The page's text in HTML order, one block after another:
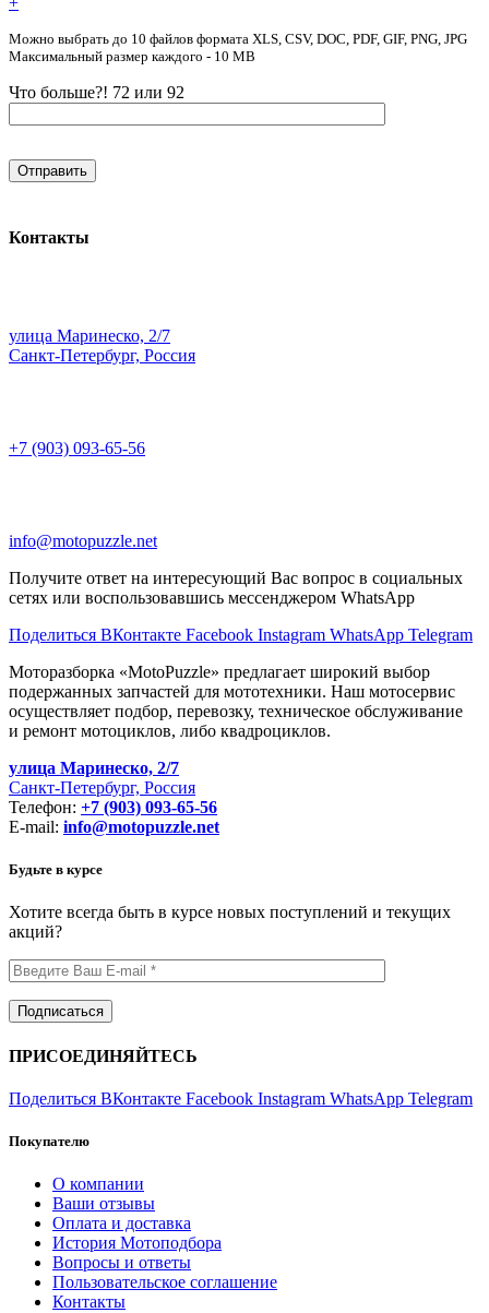
Можно выбрать до 10 файлов формата XLS, CSV, DOC, PDF, GIF, PNG, JPG
Максимальный размер каждого - 10 MB
Что больше?! 72 или 92
Контакты
улица Маринеско, 2/7
Санкт-Петербург, Россия
+7 (903) 093-65-56
info@motopuzzle.net
Получите ответ на интересующий Вас вопрос в социальных
сетях или воспользовавшись мессенджером WhatsApp
Поделиться ВКонтакте Facebook Instagram WhatsApp Telegram
Моторазборка «MotoPuzzle» предлагает широкий выбор
подержанных запчастей для мототехники. Наш мотосервис
осуществляет подбор, перевозку, техническое обслуживание
и ремонт мотоциклов, либо квадроциклов.
улица Маринеско, 2/7
Санкт-Петербург, Россия
Телефон: +7 (903) 093-65-56
E-mail: info@motopuzzle.net
Будьте в курсе
Хотите всегда быть в курсе новых поступлений и текущих
акций?
ПРИСОЕДИНЯЙТЕСЬ
Поделиться ВКонтакте Facebook Instagram WhatsApp Telegram
Покупателю
О компании
Ваши отзывы
Оплата и доставка
История Мотоподбора
Вопросы и ответы
Пользовательское соглашение
Контакты